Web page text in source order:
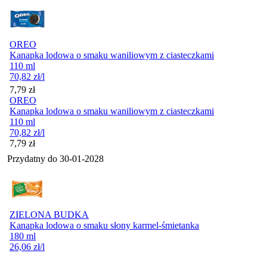
OREO
Kanapka lodowa o smaku waniliowym z ciasteczkami
110 ml
70,82 zł/l
Cena
7,79 zł
OREO
Kanapka lodowa o smaku waniliowym z ciasteczkami
110 ml
70,82 zł/l
Cena
7,79 zł
Przydatny do 30-01-2028
ZIELONA BUDKA
Kanapka lodowa o smaku słony karmel-śmietanka
180 ml
26,06 zł/l